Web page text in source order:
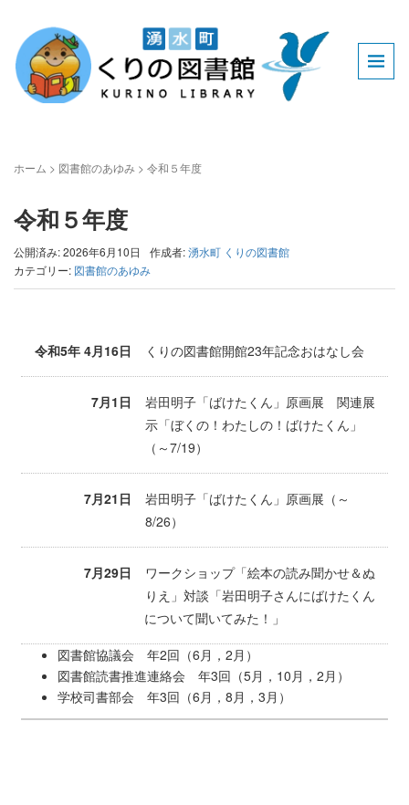
ホーム > 図書館のあゆみ > 令和５年度
令和５年度
公開済み: 2026年6月10日 作成者:湧水町 くりの図書館
カテゴリー: 図書館のあゆみ
令和5年 4月16日 くりの図書館開館23年記念おはなし会
7月1日
岩田明子「ばけたくん」原画展 関連展
示「ぼくの！わたしの！ばけたくん」
（～7/19）
7月21日
岩田明子「ばけたくん」原画展（～
8/26）
7月29日
ワークショップ「絵本の読み聞かせ＆ぬ
りえ」対談「岩田明子さんにばけたくん
について聞いてみた！」
図書館協議会 年2回（6月，2月）
図書館読書推進連絡会 年3回（5月，10月，2月）
学校司書部会 年3回（6月，8月，3月）